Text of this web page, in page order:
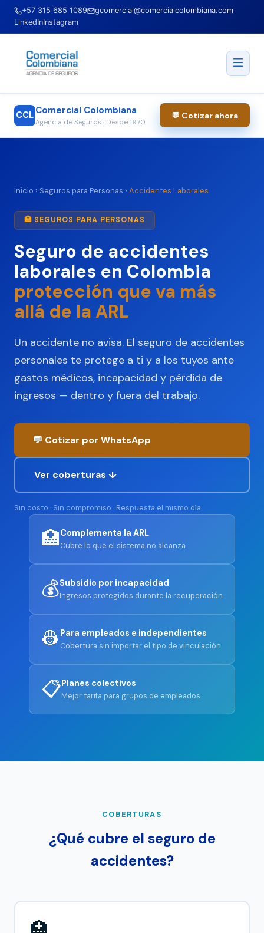
+57 315 685 1089
gcomercial@comercialcolombiana.com
LinkedInInstagram
CCL Comercial Colombiana
Agencia de Seguros · Desde 1970
💬 Cotizar ahora
Inicio › Seguros para Personas › Accidentes Laborales
🏥 SEGUROS PARA PERSONAS
Seguro de accidentes
laborales en Colombia
protección que va más
allá de la ARL
Un accidente no avisa. El seguro de accidentes
personales te protege a ti y a los tuyos ante
gastos médicos, incapacidad y pérdida de
ingresos — dentro y fuera del trabajo.
💬 Cotizar por WhatsApp
Ver coberturas ↓
Sin costo · Sin compromiso · Respuesta el mismo día
🏥Complementa la ARL
Cubre lo que el sistema no alcanza
💰Subsidio por incapacidad
Ingresos protegidos durante la recuperación
👷 Para empleados e independientes
Cobertura sin importar el tipo de vinculación
📋Planes colectivos
Mejor tarifa para grupos de empleados
COBERTURAS
¿Qué cubre el seguro de
accidentes?